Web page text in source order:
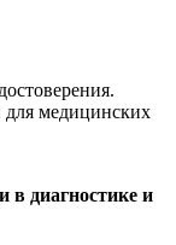
для медицинских
в диагностике и